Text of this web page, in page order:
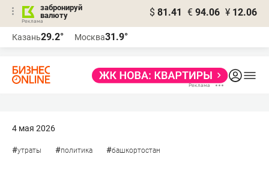
забронируй
валюту
$ 81.41 € 94.06 ¥ 12.06
Казань29.2° Москва31.9°
4 мая 2026
#утраты #политика #башкортостан